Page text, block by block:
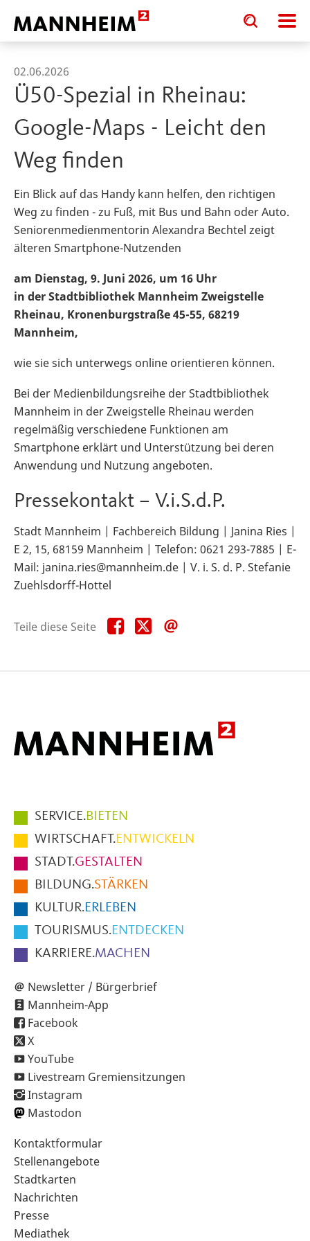
Toggle
search
input
Toggle
search
input
02.06.2026
Ü50-Spezial in Rheinau:
Google-Maps - Leicht den
Weg finden
Ein Blick auf das Handy kann helfen, den richtigen
Weg zu finden - zu Fuß, mit Bus und Bahn oder Auto.
Seniorenmedienmentorin Alexandra Bechtel zeigt
älteren Smartphone-Nutzenden
am Dienstag, 9. Juni 2026, um 16 Uhr
in der Stadtbibliothek Mannheim Zweigstelle
Rheinau, Kronenburgstraße 45-55, 68219
Mannheim,
wie sie sich unterwegs online orientieren können.
Bei der Medienbildungsreihe der Stadtbibliothek
Mannheim in der Zweigstelle Rheinau werden
regelmäßig verschiedene Funktionen am
Smartphone erklärt und Unterstützung bei deren
Anwendung und Nutzung angeboten.
Pressekontakt – V.i.S.d.P.
Stadt Mannheim | Fachbereich Bildung | Janina Ries |
E 2, 15, 68159 Mannheim | Telefon: 0621 293-7885 | E-
Mail: janina.ries@mannheim.de | V. i. S. d. P. Stefanie
Zuehlsdorff-Hottel
Teile diese Seite Teile
diese
Teile
diese
Hauptmenüpunkte
im
Fußbereich
der
Seite
SERVICE.BIETEN
WIRTSCHAFT.ENTWICKELN
STADT.GESTALTEN
BILDUNG.STÄRKEN
KULTUR.ERLEBEN
TOURISMUS.ENTDECKEN
KARRIERE.MACHEN
Newsletter / Bürgerbrief
Mannheim-App
Facebook
X
YouTube
Livestream Gremiensitzungen
Instagram
Mastodon
Sekundärnavigation
im
Fußbereich
Kontaktformular
Stellenangebote
Stadtkarten
Nachrichten
Presse
Mediathek